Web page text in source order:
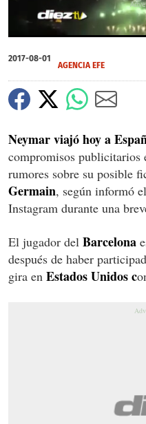
seconds
of
seconds
2017-08-01
AGENCIA EFE
Neymar viajó hoy a
compromisos publicitarios
rumores sobre su posible
Germain, según informó
Instagram durante una
El jugador del Barcelona
después de haber
gira en Estados Unidos c